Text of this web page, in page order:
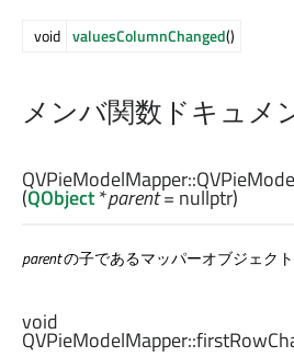
void valuesColumnChanged()
メンバ関数ドキュメ
QVPieModelMapper::
(QObject*parent= nullptr)
parentの子であるマッパーオブジェクト
void
QVPieModelMapper::